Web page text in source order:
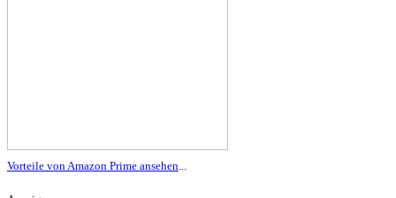
Vorteile von Amazon Prime ansehen